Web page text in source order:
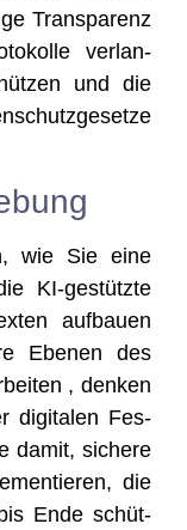
Trans­pa­renz
ver­lan­
und die
wie Sie eine
KI-gestütz­te
auf­bau­en
Ebe­nen des
, den­ken
digi­ta­len Fes­
damit, siche­re
die
Ende schüt­